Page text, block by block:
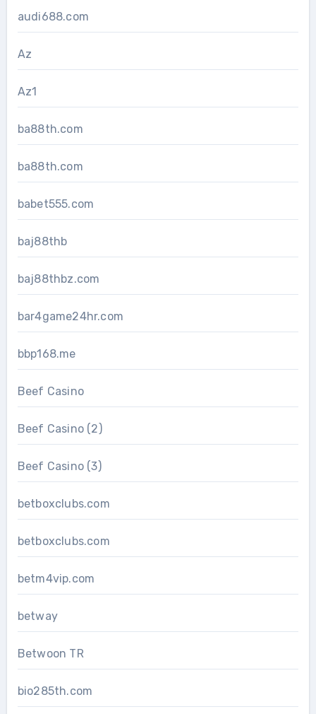
audi688.com
Az
Az1
ba88th.com
ba88th.com
babet555.com
baj88thb
baj88thbz.com
bar4game24hr.com
bbp168.me
Beef Casino
Beef Casino (2)
Beef Casino (3)
betboxclubs.com
betboxclubs.com
betm4vip.com
betway
Betwoon TR
bio285th.com